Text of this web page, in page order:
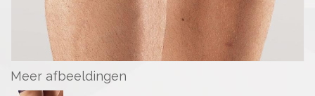
Meer afbeeldingen